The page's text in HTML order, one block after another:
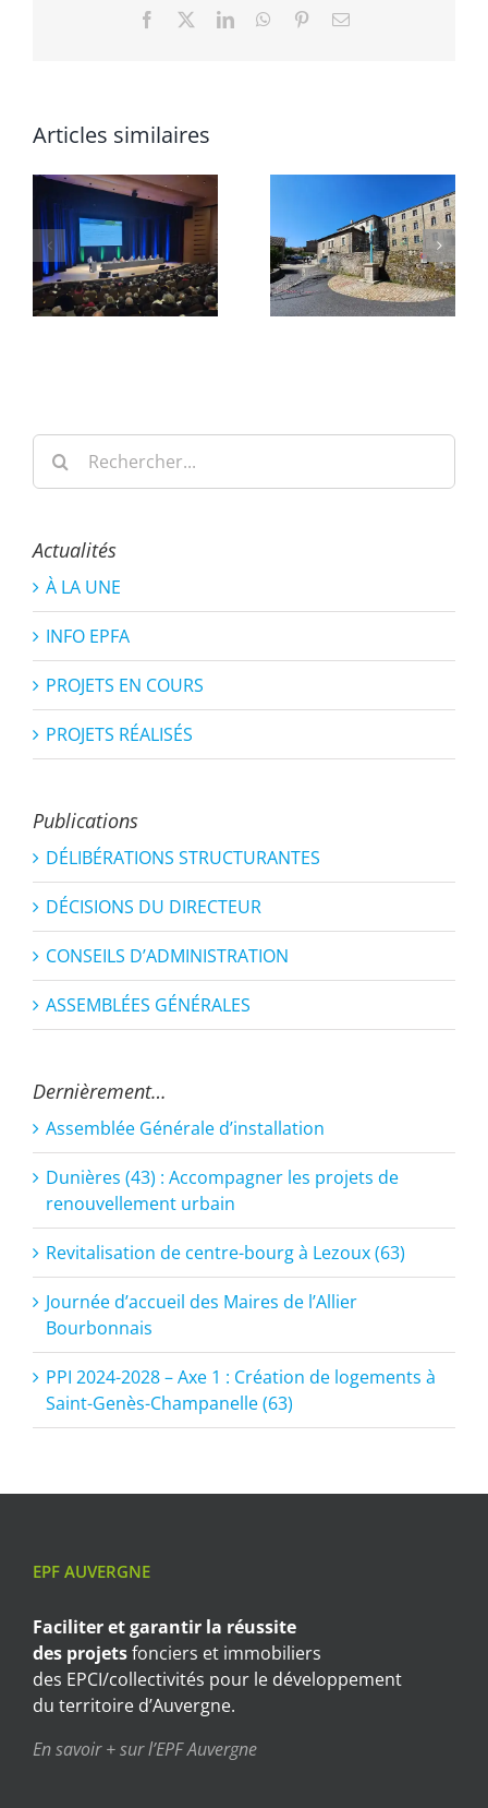
Facebook LinkedInWhatsApp
PinterestEmail
Articles similaires
Rechercher:
Actualités
À LA UNE
INFO EPFA
PROJETS EN COURS
PROJETS RÉALISÉS
Publications
DÉLIBÉRATIONS STRUCTURANTES
DÉCISIONS DU DIRECTEUR
CONSEILS D’ADMINISTRATION
ASSEMBLÉES GÉNÉRALES
Dernièrement…
Assemblée Générale d’installation
Dunières (43) : Accompagner les projets de
renouvellement urbain
Revitalisation de centre-bourg à Lezoux (63)
Journée d’accueil des Maires de l’Allier
Bourbonnais
PPI 2024-2028 – Axe 1 : Création de logements à
Saint-Genès-Champanelle (63)
EPF AUVERGNE
Faciliter et garantir la réussite
des projetsfonciers et immobiliers
des EPCI/collectivités pour le développement
du territoire d’Auvergne.
En savoir + sur l’EPF Auvergne